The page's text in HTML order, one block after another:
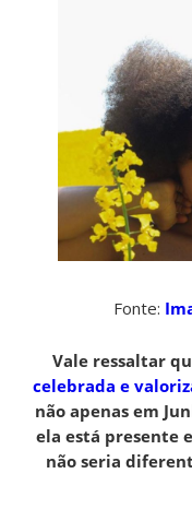
Fonte:
Vale ressaltar
celebrada e
não apenas em
ela está presente
não seria